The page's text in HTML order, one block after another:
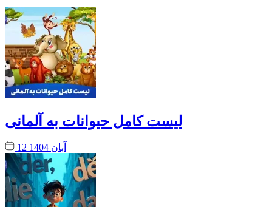
لیست کامل حیوانات به آلمانی
12 آبان 1404